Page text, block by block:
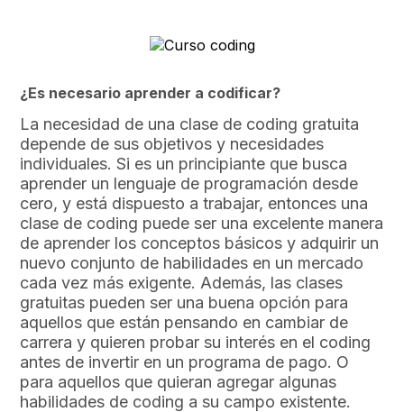
¿Es necesario aprender a codificar?
La necesidad de una clase de coding gratuita
depende de sus objetivos y necesidades
individuales. Si es un principiante que busca
aprender un lenguaje de programación desde
cero, y está dispuesto a trabajar, entonces una
clase de coding puede ser una excelente manera
de aprender los conceptos básicos y adquirir un
nuevo conjunto de habilidades en un mercado
cada vez más exigente. Además, las clases
gratuitas pueden ser una buena opción para
aquellos que están pensando en cambiar de
carrera y quieren probar su interés en el coding
antes de invertir en un programa de pago. O
para aquellos que quieran agregar algunas
habilidades de coding a su campo existente.